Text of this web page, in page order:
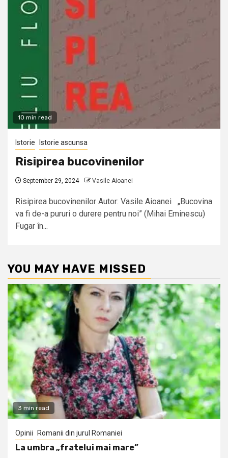
10 min read
Istorie Istorie ascunsa
Risipirea bucovinenilor
September 29, 2024 Vasile Aioanei
Risipirea bucovinenilor Autor: Vasile Aioanei „Bucovina
va fi de-a pururi o durere pentru noi” (Mihai Eminescu)
Fugar în...
YOU MAY HAVE MISSED
3 min read
Opinii Romanii din jurul Romaniei
La umbra „fratelui mai mare”